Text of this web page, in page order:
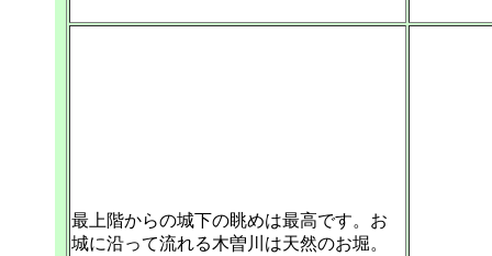
最上階からの城下の眺めは最高です。お
城に沿って流れる木曽川は天然のお堀。